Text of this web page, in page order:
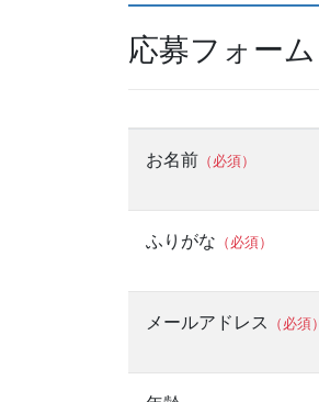
応募フォーム
お名前 （必須）
ふりがな （必須）
メールアドレス （必須）